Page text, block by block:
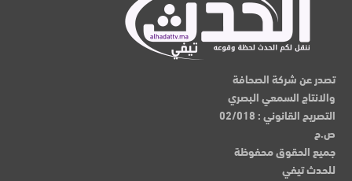
تصدر عن شركة الصحافة
والانتاج السمعي البصري
التصريح القانوني : 02/018
ص.ح
جميع الحقوق محفوظة
للحدث تيفي